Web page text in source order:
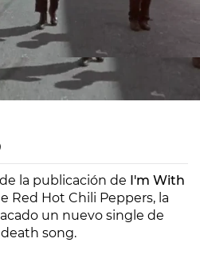
la publicación de I'm With
Red Hot Chili Peppers, la
un nuevo single de
song.